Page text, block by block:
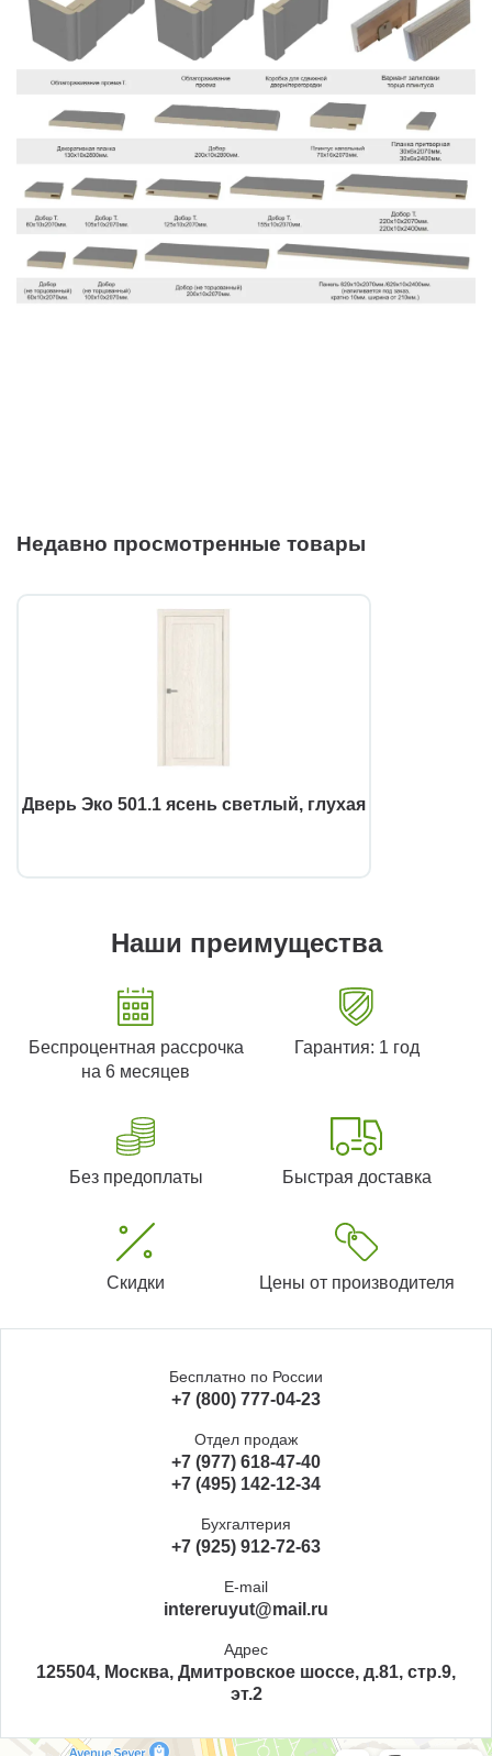
Недавно просмотренные товары
Дверь Эко 501.1 ясень светлый, глухая
Наши преимущества
Беспроцентная рассрочка
на 6 месяцев
Гарантия: 1 год
Без предоплаты Быстрая доставка
Скидки Цены от производителя
Бесплатно по России
+7 (800) 777-04-23
Отдел продаж
+7 (977) 618-47-40
+7 (495) 142-12-34
Бухгалтерия
+7 (925) 912-72-63
E-mail
intereruyut@mail.ru
Адрес
125504, Москва, Дмитровское шоссе, д.81, стр.9,
эт.2